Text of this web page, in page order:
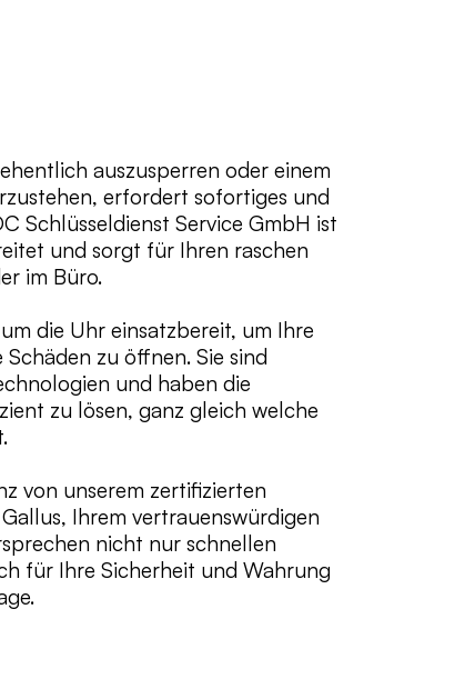
auszusperren oder einem
erfordert sofortiges und
Schlüsseldienst Service GmbH ist
und sorgt für Ihren raschen
im Büro.
die Uhr einsatzbereit, um Ihre
zu öffnen. Sie sind
und haben die
zu lösen, ganz gleich welche
von unserem zertifizierten
Ihrem vertrauenswürdigen
nicht nur schnellen
für Ihre Sicherheit und Wahrung